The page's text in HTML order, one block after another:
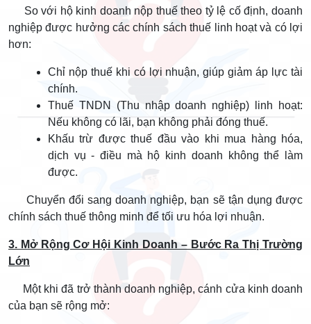
So với hộ kinh doanh nộp thuế theo tỷ lệ cố định, doanh
nghiệp được hưởng các chính sách thuế linh hoạt và có lợi
hơn:
Chỉ nộp thuế khi có lợi nhuận, giúp giảm áp lực tài
chính.
Thuế TNDN (Thu nhập doanh nghiệp) linh hoạt:
Nếu không có lãi, bạn không phải đóng thuế.
Khấu trừ được thuế đầu vào khi mua hàng hóa,
dịch vụ - điều mà hộ kinh doanh không thể làm
được.
Chuyển đổi sang doanh nghiệp, bạn sẽ tận dụng được
chính sách thuế thông minh để tối ưu hóa lợi nhuận.
3. Mở Rộng Cơ Hội Kinh Doanh – Bước Ra Thị Trường
Lớn
Một khi đã trở thành doanh nghiệp, cánh cửa kinh doanh
của bạn sẽ rộng mở: